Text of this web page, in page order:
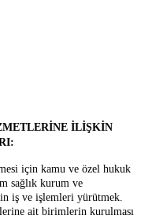
İLİŞKİN
için kamu ve özel hukuk
sağlık kurum ve
iş ve işlemleri yürütmek.
ait birimlerin kurulması